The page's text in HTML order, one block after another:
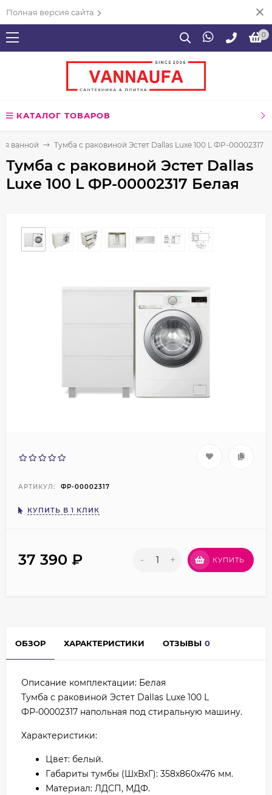
Полная версия сайта
0
КАТАЛОГ ТОВАРОВ
ванной Тумба с раковиной Эстет Dallas Luxe 100 L ФР-00002317
Тумба с раковиной Эстет Dallas
Luxe 100 L ФР-00002317 Белая
АРТИКУЛ: ФР-00002317
КУПИТЬ В 1 КЛИК
37 390 ₽ - + КУПИТЬ
ОБЗОР ХАРАКТЕРИСТИКИ ОТЗЫВЫ 0
Описание комплектации: Белая
Тумба с раковиной Эстет Dallas Luxe 100 L
ФР-00002317 напольная под стиральную машину.
Характеристики:
Цвет: белый.
Габариты тумбы (ШхВхГ): 358х860х476 мм.
Материал: ЛДСП, МДФ.